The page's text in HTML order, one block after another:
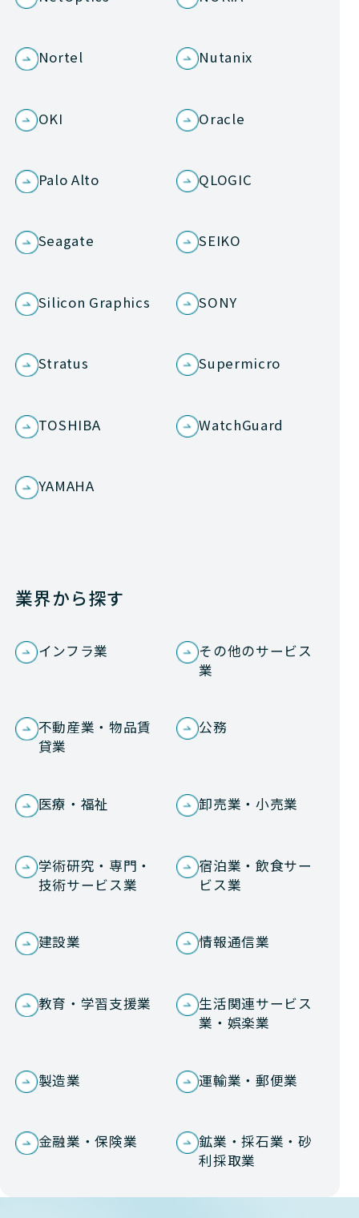
Nortel Nutanix
OKI Oracle
Palo Alto QLOGIC
Seagate SEIKO
Silicon Graphics SONY
Stratus Supermicro
TOSHIBA WatchGuard
YAMAHA
業界から探す
インフラ業
その他のサービス
業
不動産業・物品賃
貸業
公務
医療・福祉 卸売業・小売業
学術研究・専門・
技術サービス業
宿泊業・飲食サー
ビス業
建設業 情報通信業
教育・学習支援業
生活関連サービス
業・娯楽業
製造業 運輸業・郵便業
金融業・保険業
鉱業・採石業・砂
利採取業